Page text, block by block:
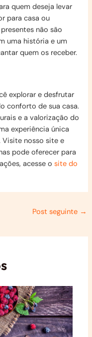
quem deseja levar
para casa ou
não são
uma história e um
quem os receber.
explorar e desfrutar
conforto de sua casa.
e a valorização do
experiência única
Visite nosso site e
pode oferecer para
acesse osite do
Post seguinte →